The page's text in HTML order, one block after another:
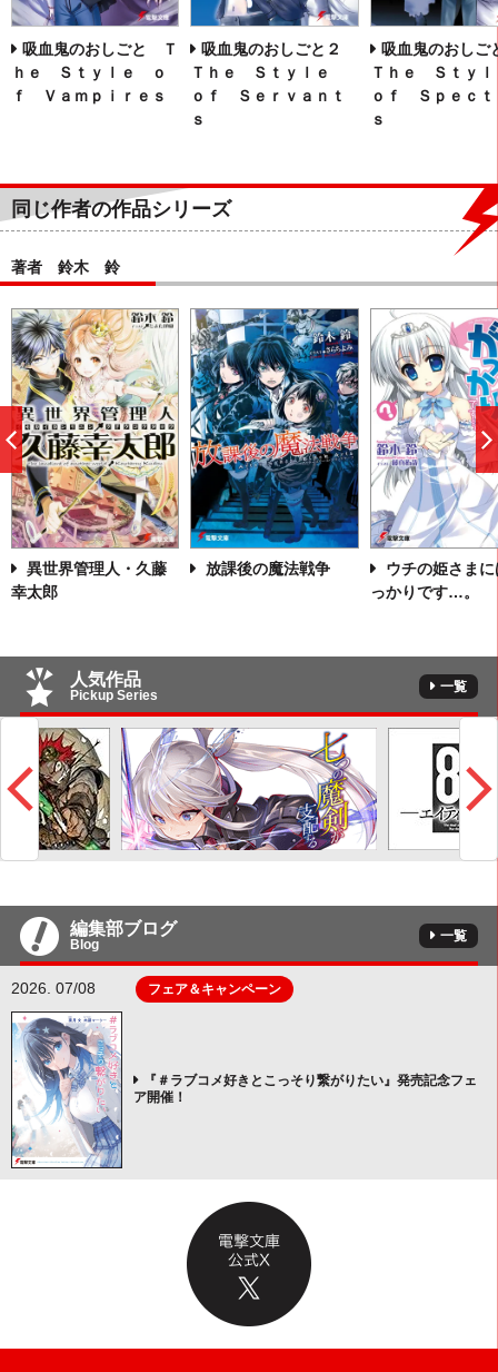
吸血鬼のおしごと Ｔ
ｈｅ Ｓｔｙｌｅ ｏ
ｆ Ｖａｍｐｉｒｅｓ
吸血鬼のおしごと２
Ｔｈｅ Ｓｔｙｌｅ
ｏｆ Ｓｅｒｖａｎｔ
ｓ
吸血鬼のおし
Ｔｈｅ Ｓｔｙ
ｏｆ Ｓｐｅｃｔ
ｓ
同じ作者の作品シリーズ
著者 鈴木 鈴
異世界管理人・久藤
幸太郎
放課後の魔法戦争
ウチの姫さまに
っかりです…。
前
へ
人気作品
Pickup Series
一覧
編集部ブログ
Blog
一覧
2026. 07/08 フェア＆キャンペーン
『＃ラブコメ好きとこっそり繋がりたい』発売記念フェ
ア開催！